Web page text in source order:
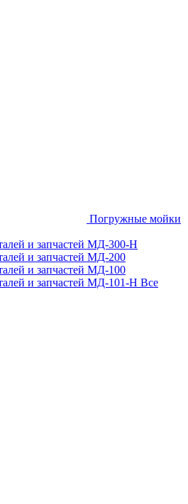
Погружные мойки
и запчастей МД-300-H
и запчастей МД-200
и запчастей МД-100
и запчастей МД-101-Н Все